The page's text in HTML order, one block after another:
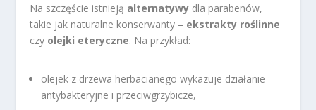
Na szczęście istnieją alternatywy dla parabenów,
takie jak naturalne konserwanty – ekstrakty roślinne
czy olejki eteryczne. Na przykład:
olejek z drzewa herbacianego wykazuje działanie
antybakteryjne i przeciwgrzybicze,